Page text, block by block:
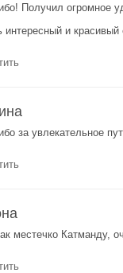
Получил огромное
интересный и красивый
за увлекательное
местечко Катманду,